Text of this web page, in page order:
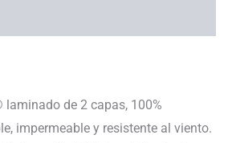
laminado de 2 capas, 100%
impermeable y resistente al viento.